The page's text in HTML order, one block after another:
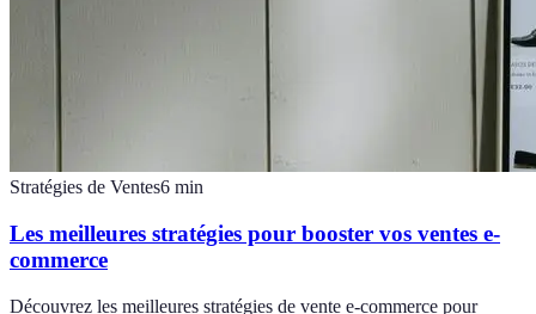
Stratégies de Ventes6 min
Les meilleures stratégies pour booster vos ventes e-
commerce
Découvrez les meilleures stratégies de vente e-commerce pour